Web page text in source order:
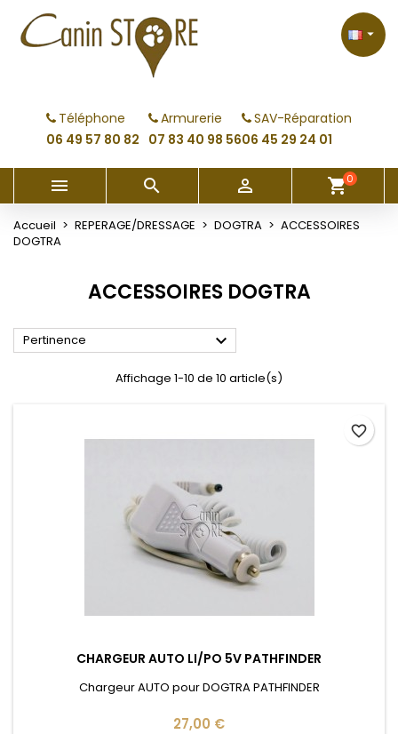
Téléphone
06 49 57 80 82
Armurerie
07 83 40 98 56
SAV-Réparation
06 45 29 24 01

   shopping_cart0
Accueil REPERAGE/DRESSAGE DOGTRA
ACCESSOIRES
DOGTRA
ACCESSOIRES DOGTRA
Pertinence 
Affichage 1-10 de 10 article(s)
CHARGEUR AUTO LI/PO 5V PATHFINDER
Chargeur AUTO pour DOGTRA PATHFINDER
27,00 €
favorite_border
My wishlists ×
Create new list
((modalTitle)) ×
((confirmMessage))
((cancelText)) ((modalDeleteText))
Créer une liste d'envies ×
Créer une liste d'envies
Connexion ×
Vous devez être connecté pour ajouter des produits